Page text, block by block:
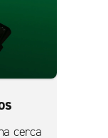
cerca